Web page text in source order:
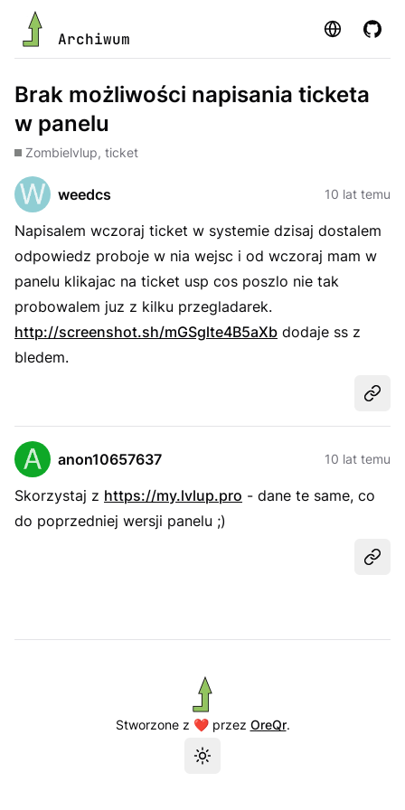
Archiwum Strona
Brak możliwości napisania ticketa
w panelu
Zombielvlup, ticket
weedcs 10 lat temu
Napisalem wczoraj ticket w systemie dzisaj dostalem
odpowiedz proboje w nia wejsc i od wczoraj mam w
panelu klikajac na ticket usp cos poszlo nie tak
probowalem juz z kilku przegladarek.
http://screenshot.sh/mGSglte4B5aXb dodaje ss z
bledem.
anon10657637 10 lat temu
Skorzystaj z https://my.lvlup.pro - dane te same, co
do poprzedniej wersji panelu ;)
Stworzone z ❤️ przez OreQr.
Przełącz motyw